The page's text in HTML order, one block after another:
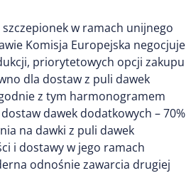
w ramach unijnego
Komisja Europejska negocjuje
priorytetowych opcji zakupu
dla dostaw z puli dawek
z tym harmonogramem
dawek dodatkowych – 70%
na dawki z puli dawek
i dostawy w jego ramach
odnośnie zawarcia drugiej